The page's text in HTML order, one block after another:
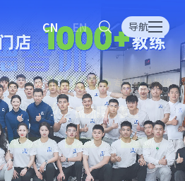
CN EN 导航